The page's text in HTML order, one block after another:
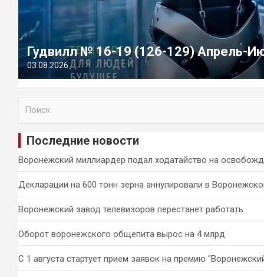
Гудвилл № 16-19 (126-129) Апрель-
03.08.2026
и
Последние новости
Воронежский миллиардер подал ходатайство на
Декларации на 600 тонн зерна аннулировали в
Воронежский завод телевизоров перестанет работать
Оборот воронежского общепита вырос на 4 млрд
С 1 августа стартует прием заявок на премию